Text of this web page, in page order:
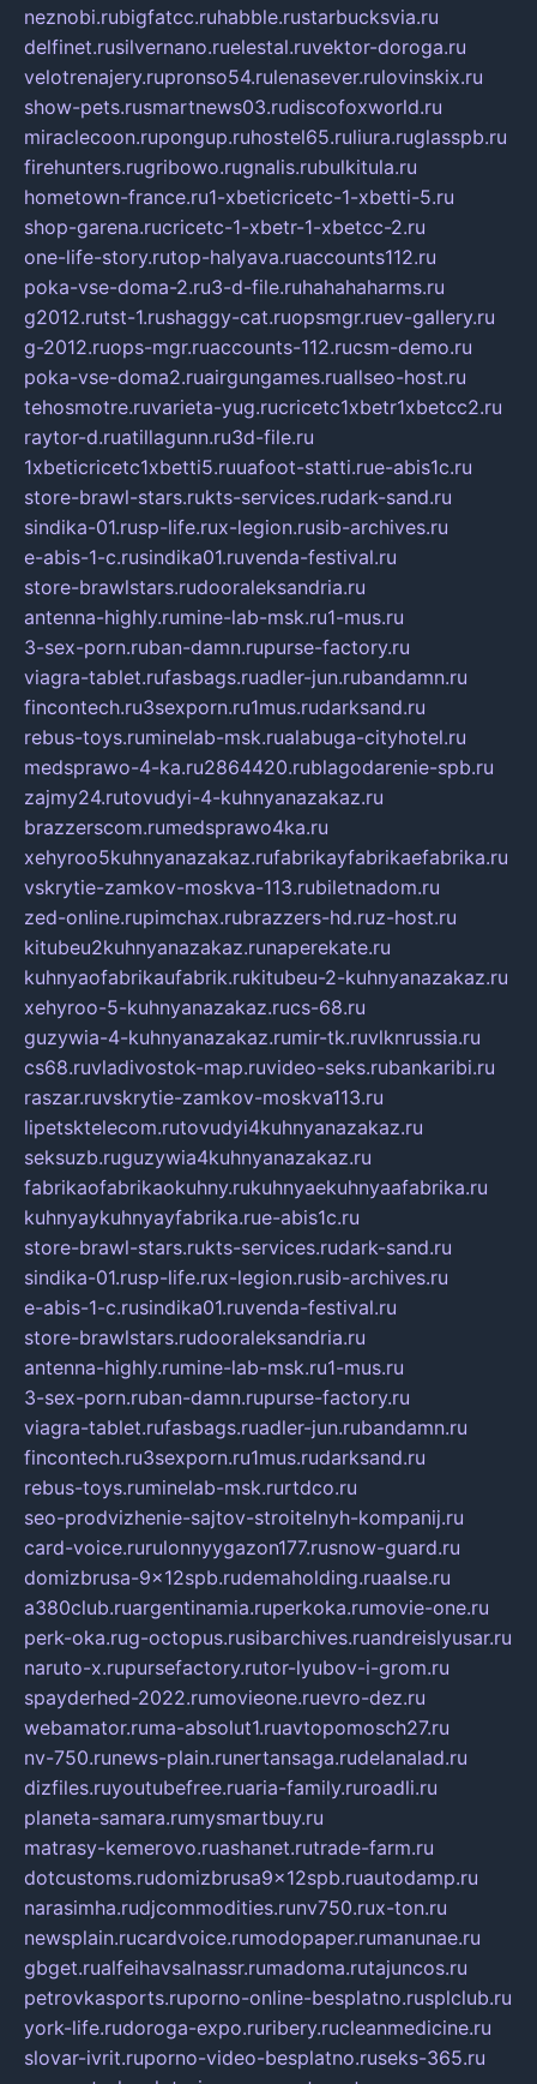
neznobi.rubigfatcc.ruhabble.rustarbucksvia.ru
delfinet.rusilvernano.ruelestal.ruvektor-doroga.ru
velotrenajery.rupronso54.rulenasever.rulovinskix.ru
show-pets.rusmartnews03.rudiscofoxworld.ru
miraclecoon.rupongup.ruhostel65.ruliura.ruglasspb.ru
firehunters.rugribowo.rugnalis.rubulkitula.ru
hometown-france.ru1-xbeticricetc-1-xbetti-5.ru
shop-garena.rucricetc-1-xbetr-1-xbetcc-2.ru
one-life-story.rutop-halyava.ruaccounts112.ru
poka-vse-doma-2.ru3-d-file.ruhahahaharms.ru
g2012.rutst-1.rushaggy-cat.ruopsmgr.ruev-gallery.ru
g-2012.ruops-mgr.ruaccounts-112.rucsm-demo.ru
poka-vse-doma2.ruairgungames.ruallseo-host.ru
tehosmotre.ruvarieta-yug.rucricetc1xbetr1xbetcc2.ru
raytor-d.ruatillagunn.ru3d-file.ru
1xbeticricetc1xbetti5.ruuafoot-statti.rue-abis1c.ru
store-brawl-stars.rukts-services.rudark-sand.ru
sindika-01.rusp-life.rux-legion.rusib-archives.ru
e-abis-1-c.rusindika01.ruvenda-festival.ru
store-brawlstars.rudooraleksandria.ru
antenna-highly.rumine-lab-msk.ru1-mus.ru
3-sex-porn.ruban-damn.rupurse-factory.ru
viagra-tablet.rufasbags.ruadler-jun.rubandamn.ru
fincontech.ru3sexporn.ru1mus.rudarksand.ru
rebus-toys.ruminelab-msk.rualabuga-cityhotel.ru
medsprawo-4-ka.ru2864420.rublagodarenie-spb.ru
zajmy24.rutovudyi-4-kuhnyanazakaz.ru
brazzerscom.rumedsprawo4ka.ru
xehyroo5kuhnyanazakaz.rufabrikayfabrikaefabrika.ru
vskrytie-zamkov-moskva-113.rubiletnadom.ru
zed-online.rupimchax.rubrazzers-hd.ruz-host.ru
kitubeu2kuhnyanazakaz.runaperekate.ru
kuhnyaofabrikaufabrik.rukitubeu-2-kuhnyanazakaz.ru
xehyroo-5-kuhnyanazakaz.rucs-68.ru
guzywia-4-kuhnyanazakaz.rumir-tk.ruvlknrussia.ru
cs68.ruvladivostok-map.ruvideo-seks.rubankaribi.ru
raszar.ruvskrytie-zamkov-moskva113.ru
lipetsktelecom.rutovudyi4kuhnyanazakaz.ru
seksuzb.ruguzywia4kuhnyanazakaz.ru
fabrikaofabrikaokuhny.rukuhnyaekuhnyaafabrika.ru
kuhnyaykuhnyayfabrika.rue-abis1c.ru
store-brawl-stars.rukts-services.rudark-sand.ru
sindika-01.rusp-life.rux-legion.rusib-archives.ru
e-abis-1-c.rusindika01.ruvenda-festival.ru
store-brawlstars.rudooraleksandria.ru
antenna-highly.rumine-lab-msk.ru1-mus.ru
3-sex-porn.ruban-damn.rupurse-factory.ru
viagra-tablet.rufasbags.ruadler-jun.rubandamn.ru
fincontech.ru3sexporn.ru1mus.rudarksand.ru
rebus-toys.ruminelab-msk.rurtdco.ru
seo-prodvizhenie-sajtov-stroitelnyh-kompanij.ru
card-voice.rurulonnyygazon177.rusnow-guard.ru
domizbrusa-9x12spb.rudemaholding.ruaalse.ru
a380club.ruargentinamia.ruperkoka.rumovie-one.ru
perk-oka.rug-octopus.rusibarchives.ruandreislyusar.ru
naruto-x.rupursefactory.rutor-lyubov-i-grom.ru
spayderhed-2022.rumovieone.ruevro-dez.ru
webamator.ruma-absolut1.ruavtopomosch27.ru
nv-750.runews-plain.runertansaga.rudelanalad.ru
dizfiles.ruyoutubefree.ruaria-family.ruroadli.ru
planeta-samara.rumysmartbuy.ru
matrasy-kemerovo.ruashanet.rutrade-farm.ru
dotcustoms.rudomizbrusa9x12spb.ruautodamp.ru
narasimha.rudjcommodities.runv750.rux-ton.ru
newsplain.rucardvoice.rumodopaper.rumanunae.ru
gbget.rualfeihavsalnassr.rumadoma.rutajuncos.ru
petrovkasports.ruporno-online-besplatno.rusplclub.ru
york-life.rudoroga-expo.ruribery.rucleanmedicine.ru
slovar-ivrit.ruporno-video-besplatno.ruseks-365.ru